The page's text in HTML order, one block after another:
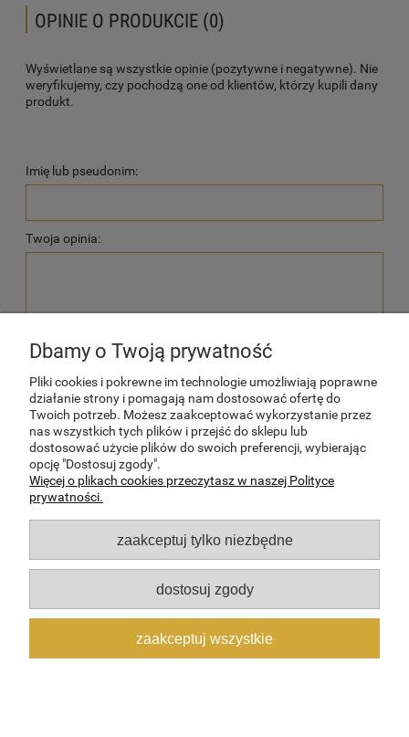
OPINIE O PRODUKCIE (0)
Wyświetlane są wszystkie opinie (pozytywne i negatywne). Nie
weryfikujemy, czy pochodzą one od klientów, którzy kupili dany
produkt.
Imię lub pseudonim:
Twoja opinia:
POMOC
PŁATNOŚCI I DOSTAWA
INFORMACJE
O NAS
Dbamy o Twoją prywatność
Pliki cookies i pokrewne im technologie umożliwiają poprawne
działanie strony i pomagają nam dostosować ofertę do
Twoich potrzeb. Możesz zaakceptować wykorzystanie przez
nas wszystkich tych plików i przejść do sklepu lub
dostosować użycie plików do swoich preferencji, wybierając
opcję "Dostosuj zgody".
Więcej o plikach cookies przeczytasz w naszej Polityce
prywatności.
zaakceptuj tylko niezbędne
dostosuj zgody
zaakceptuj wszystkie